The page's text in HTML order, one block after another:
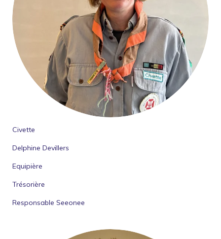
Civette
Delphine Devillers
Equipière
Trésorière
Responsable Seeonee